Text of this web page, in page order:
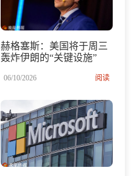
赫格塞斯：美国将于周三
轰炸伊朗的“关键设施”
06/10/2026 阅读